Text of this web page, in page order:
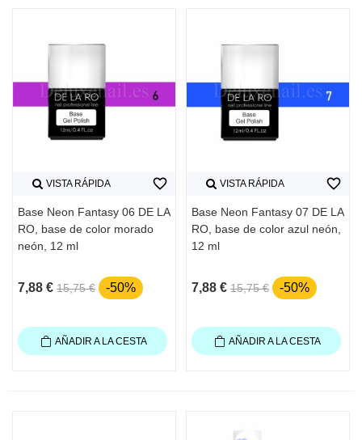
VISTA RÁPIDA
Base Neon Fantasy 06 DE LA
RO, base de color morado
neón, 12 ml
7,88 € 15,75 € -50%
favorite_border
AÑADIR A LA CESTA
VISTA RÁPIDA
Base Neon Fantasy 07 DE LA
RO, base de color azul neón,
12 ml
7,88 € 15,75 € -50%
favorite_border
AÑADIR A LA CESTA